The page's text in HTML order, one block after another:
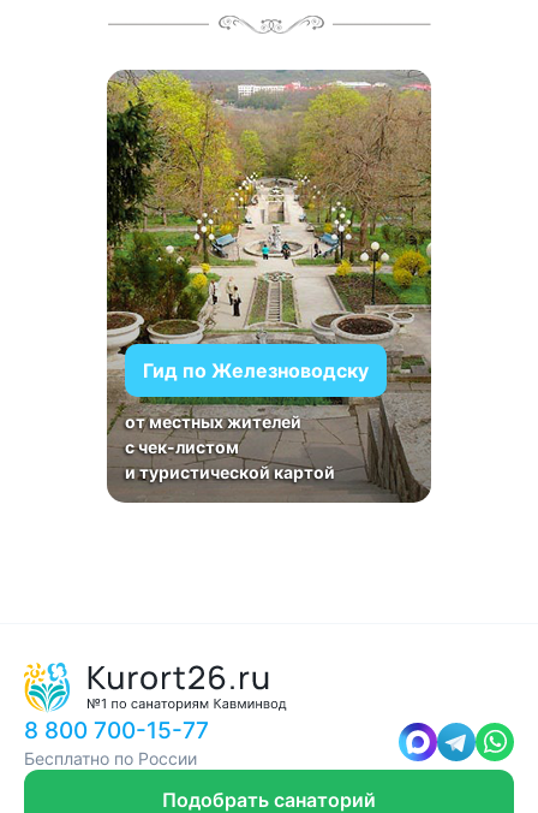
Гид по Железноводску
от местных жителей
с чек-листом
и туристической картой
8 800 700-15-77
Бесплатно по России
Подобрать санаторий